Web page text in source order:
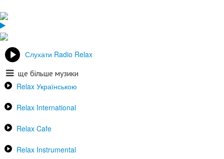
Слухати Radio Relax
ще більше музики
Relax Українською
Relax International
Relax Cafe
Relax Instrumental